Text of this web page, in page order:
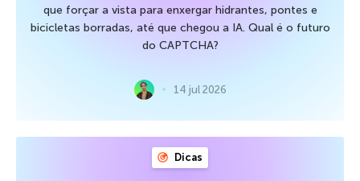
que forçar a vista para enxergar hidrantes, pontes e
bicicletas borradas, até que chegou a IA. Qual é o futuro
do CAPTCHA?
14 jul 2026
Dicas